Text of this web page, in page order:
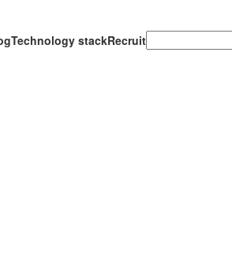
Technology stackRecruit検
索: